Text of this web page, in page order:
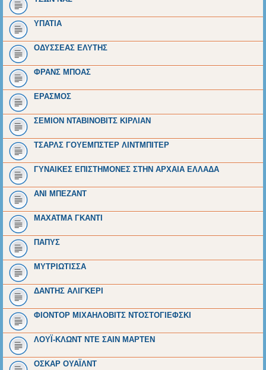
ΥΠΑΤΙΑ
ΟΔΥΣΣΕΑΣ ΕΛΥΤΗΣ
ΦΡΑΝΣ ΜΠΟΑΣ
ΕΡΑΣΜΟΣ
ΣΕΜΙΟΝ ΝΤΑΒΙΝΟΒΙΤΣ ΚΙΡΛΙΑΝ
ΤΣΑΡΛΣ ΓΟΥΕΜΠΣΤΕΡ ΛΙΝΤΜΠΙΤΕΡ
ΓΥΝΑΙΚΕΣ ΕΠΙΣΤΗΜΟΝΕΣ ΣΤΗΝ ΑΡΧΑΙΑ ΕΛΛΑΔΑ
ΑΝΙ ΜΠΕΖΑΝΤ
ΜΑΧΑΤΜΑ ΓΚΑΝΤΙ
ΠΑΠΥΣ
ΜΥΤΡΙΩΤΙΣΣΑ
ΔΑΝΤΗΣ ΑΛΙΓΚΕΡΙ
ΦΙΟΝΤΟΡ ΜΙΧΑΗΛΟΒΙΤΣ ΝΤΟΣΤΟΓΙΕΦΣΚΙ
ΛΟΥΪ-ΚΛΩΝΤ ΝΤΕ ΣΑΙΝ ΜΑΡΤΕΝ
ΟΣΚΑΡ ΟΥΑΪΛΝΤ